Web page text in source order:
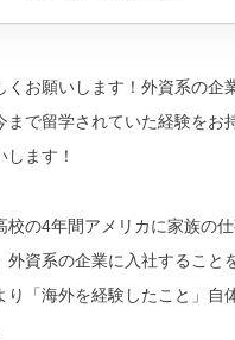
くお願いします！外資系の企
まで留学されていた経験をお
します！
校の4年間アメリカに家族の
外資系の企業に入社すること
り「海外を経験したこと 」自